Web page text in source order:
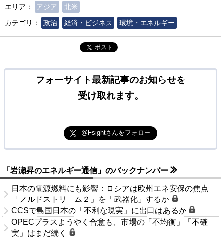
エリア：
アジア
北米
カテゴリ：
政治 経済・ビジネス 環境・エネルギー
ポスト
フォーサイト最新記事のお知らせを
受け取れます。
@Fsightさんをフォロー
「岩瀬昇のエネルギー通信」のバックナンバー
日本の電源燃料にも影響：ロシアは欧州エネ安保の焦点
「ノルドストリーム２」を「武器化」するか
CCSで島国日本の「不利な現実」に出口はあるか
OPECプラスようやく合意も、市場の「不均衡」「不確
実」はまだ続く